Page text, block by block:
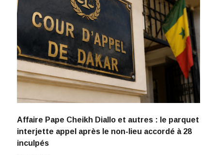
Affaire Pape Cheikh Diallo et autres : le parquet
interjette appel après le non-lieu accordé à 28
inculpés